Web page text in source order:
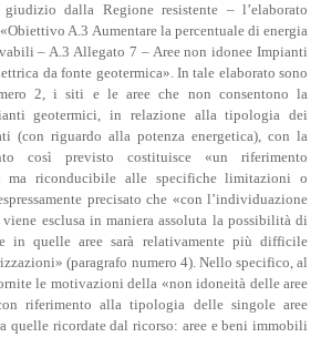
dalla Regione resistente – l’elaborato
A.3 Aumentare la percentuale di energia
– A.3 Allegato 7 ‒ Aree non idonee Impianti
da fonte geotermica». In tale elaborato sono
2, i siti e le aree che non consentono la
geotermici, in relazione alla tipologia dei
(con riguardo alla potenza energetica), con la
così previsto costituisce «un riferimento
ma riconducibile alle specifiche limitazioni o
precisato che «con l’individuazione
esclusa in maniera assoluta la possibilità di
in quelle aree sarà relativamente più difficile
(paragrafo numero 4). Nello specifico, al
le motivazioni della «non idoneità delle aree
riferimento alla tipologia delle singole aree
quelle ricordate dal ricorso: aree e beni immobili